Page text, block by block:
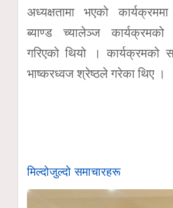
अध्यक्षतामा भएको
ब्याण्ड च्यालेञ्ज कार्यक्रमको
गरिएको थियो । कार्यक्रमको
भाष्करध्वज श्रेष्ठले गरेका थिए ।
मिल्दोजुल्दो समाचारहरू